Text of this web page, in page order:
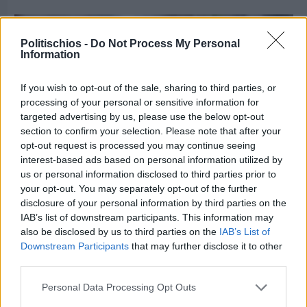
Politischios - Do Not Process My Personal
Information
If you wish to opt-out of the sale, sharing to third parties, or
processing of your personal or sensitive information for
targeted advertising by us, please use the below opt-out
section to confirm your selection. Please note that after your
opt-out request is processed you may continue seeing
interest-based ads based on personal information utilized by
us or personal information disclosed to third parties prior to
your opt-out. You may separately opt-out of the further
disclosure of your personal information by third parties on the
IAB’s list of downstream participants. This information may
also be disclosed by us to third parties on the IAB’s List of
Downstream Participants that may further disclose it to other
Personal Data Processing Opt Outs
Πριν 6 ημέρες
Εργασίες ασφαλτόστρωσης σε τρεις οδούς του